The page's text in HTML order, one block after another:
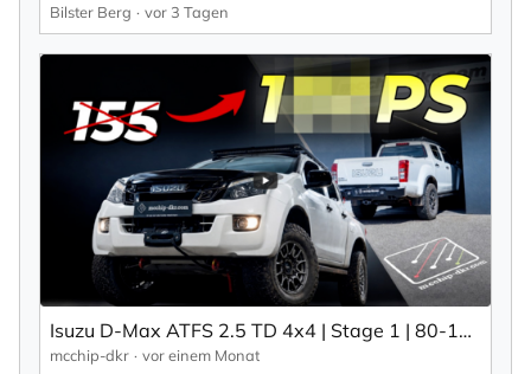
Bilster Berg vor 3 Tagen
Isuzu D-Max ATFS 2.5 TD 4x4 | Stage 1 | 80-140 km/h | mcchip-dkr
mcchip-dkr vor einem Monat